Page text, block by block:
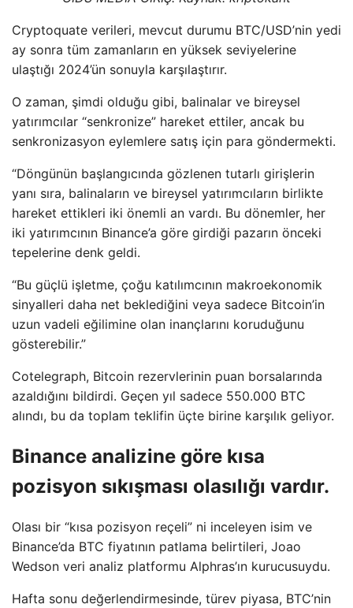
Cryptoquate verileri, mevcut durumu BTC/USD’nin yedi
ay sonra tüm zamanların en yüksek seviyelerine
ulaştığı 2024’ün sonuyla karşılaştırır.
O zaman, şimdi olduğu gibi, balinalar ve bireysel
yatırımcılar “senkronize” hareket ettiler, ancak bu
senkronizasyon eylemlere satış için para göndermekti.
“Döngünün başlangıcında gözlenen tutarlı girişlerin
yanı sıra, balinaların ve bireysel yatırımcıların birlikte
hareket ettikleri iki önemli an vardı. Bu dönemler, her
iki yatırımcının Binance’a göre girdiği pazarın önceki
tepelerine denk geldi.
“Bu güçlü işletme, çoğu katılımcının makroekonomik
sinyalleri daha net beklediğini veya sadece Bitcoin’in
uzun vadeli eğilimine olan inançlarını koruduğunu
gösterebilir.”
Cotelegraph, Bitcoin rezervlerinin puan borsalarında
azaldığını bildirdi. Geçen yıl sadece 550.000 BTC
alındı, bu da toplam teklifin üçte birine karşılık geliyor.
Binance analizine göre kısa
pozisyon sıkışması olasılığı vardır.
Olası bir “kısa pozisyon reçeli” ni inceleyen isim ve
Binance’da BTC fiyatının patlama belirtileri, Joao
Wedson veri analiz platformu Alphras’ın kurucusuydu.
Hafta sonu değerlendirmesinde, türev piyasa, BTC’nin